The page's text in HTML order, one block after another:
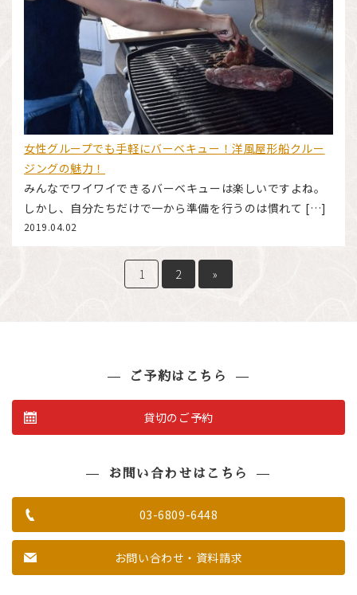
女性グループでも手軽にバーベキュー！洋風屋形船クルー
ジングの魅力！
みんなでワイワイできるバーベキューは楽しいですよね。
しかし、自分たちだけで一から準備を行うのは慣れて […]
2019.04.02
1 2 »
ご予約はこちら
貸切のご予約
お問い合わせはこちら
03-6809-6448
お問い合わせ・資料請求